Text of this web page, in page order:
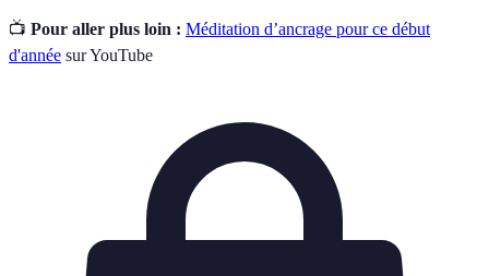
📺 Pour aller plus loin : Méditation d’ancrage pour ce début
d'année sur YouTube